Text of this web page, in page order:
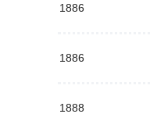
1886
1886
1888